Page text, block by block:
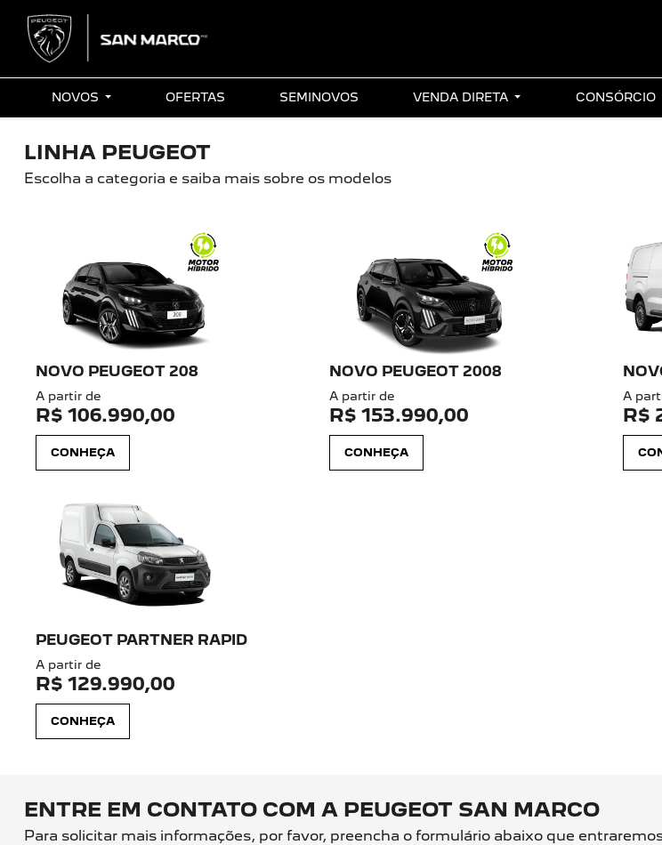
NOVOS OFERTAS SEMINOVOS VENDA DIRETA CONSÓRCIO
LINHA PEUGEOT
Escolha a categoria e saiba mais sobre os modelos
NOVO PEUGEOT 208
A partir de
R$ 106.990,00
CONHEÇA
NOVO PEUGEOT 2008
A partir de
R$ 153.990,00
CONHEÇA
A
R$
PEUGEOT PARTNER RAPID
A partir de
R$ 129.990,00
CONHEÇA
ENTRE EM CONTATO COM A PEUGEOT SAN MARCO
Para solicitar mais informações, por favor, preencha o formulário abaixo que